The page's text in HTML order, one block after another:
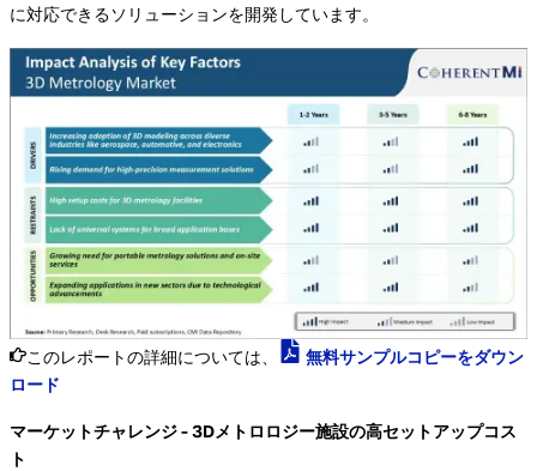
に対応できるソリューションを開発しています。
このレポートの詳細については、
無料サンプルコピーをダウン
ロード
マーケットチャレンジ - 3Dメトロロジー施設の高セットアップコス
ト